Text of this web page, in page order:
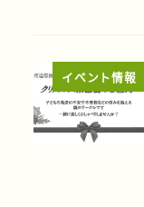
イベント情報